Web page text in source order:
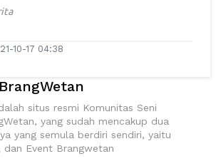
10-17 04:38
situs resmi Komunitas Seni
yang sudah mencakup dua
yang semula berdiri sendiri, yaitu
dan Event Brangwetan